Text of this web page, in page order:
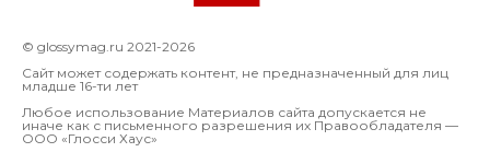
© glossymag.ru 2021-2026
Сайт может содержать контент, не предназначенный для лиц
младше 16-ти лет
Любое использование Материалов сайта допускается не
иначе как с письменного разрешения их Правообладателя —
OOO «Глосси Хаус»